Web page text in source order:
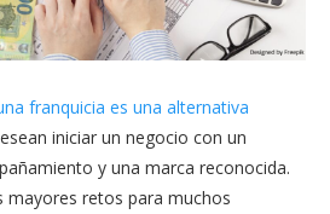
franquicia es una alternativa
iniciar un negocio con un
y una marca reconocida.
mayores retos para muchos